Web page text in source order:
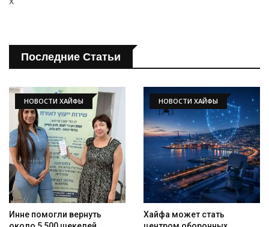
Последние Статьи
НОВОСТИ ХАЙФЫ
Инне помогли вернуть
НОВОСТИ ХАЙФЫ
Хайфа может стать